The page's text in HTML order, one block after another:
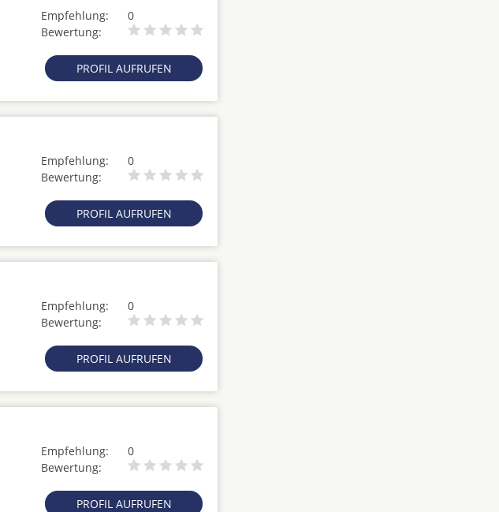
Empfehlung:
0
Bewertung:
PROFIL AUFRUFEN
Empfehlung:
0
Bewertung:
PROFIL AUFRUFEN
Empfehlung:
0
Bewertung:
PROFIL AUFRUFEN
Empfehlung:
0
Bewertung:
PROFIL AUFRUFEN